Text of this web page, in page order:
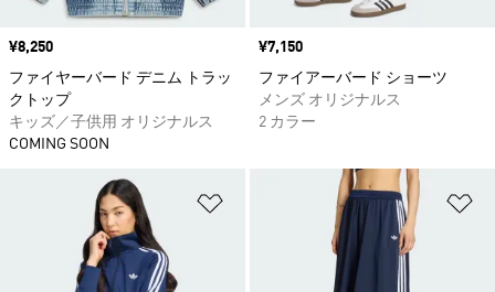
価格
¥8,250
ファイヤーバード デニム トラッ
クトップ
キッズ／子供用 オリジナルス
COMING SOON
価格
¥7,150
ファイアーバード ショーツ
メンズ オリジナルス
2 カラー
ほしいものリストに追加